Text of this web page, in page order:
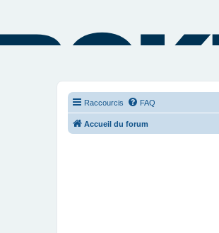
Raccourcis FAQ
Accueil du forum